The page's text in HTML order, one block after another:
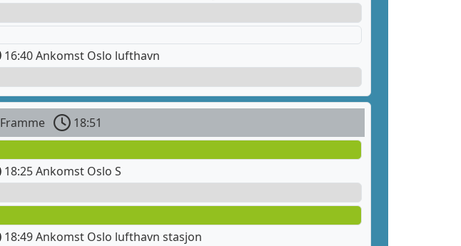
16:40 Ankomst Oslo lufthavn
Framme
18:51
18:25 Ankomst Oslo S
18:49 Ankomst Oslo lufthavn stasjon